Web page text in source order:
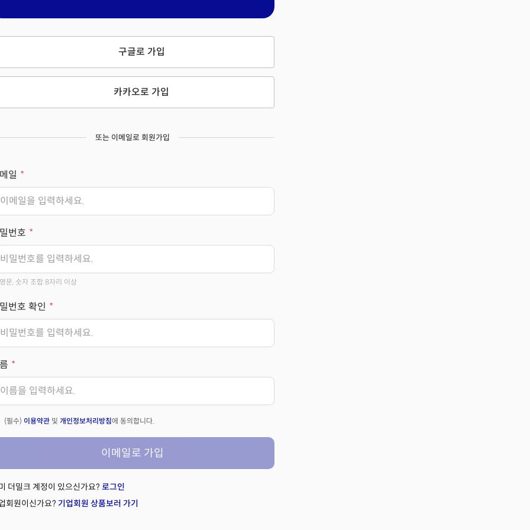
구글로 가입
카카오로 가입
또는 이메일로 회원가입
일
번호
영문, 숫자 조합 8자리 이상
번호 확인
(필수) 이용약관 및 개인정보처리방침에 동의합니다.
이메일로 가입
더밀크 계정이 있으신가요? 로그인
회원이신가요? 기업회원 상품보러 가기